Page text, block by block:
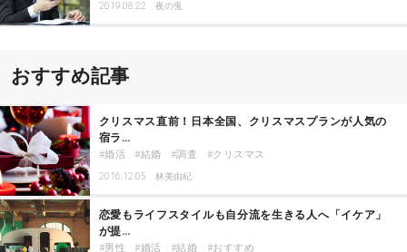
2019.08.22 夜の兎
おすすめ記事
クリスマス直前！日本全国、クリスマスプランが人気の
宿ラ…
婚活 結婚 調査 クリスマス
2016.12.05 林美由紀
恋愛もライフスタイルも自分流を生きる人へ「イケア」
が提…
男性 婚活 結婚 おすすめ